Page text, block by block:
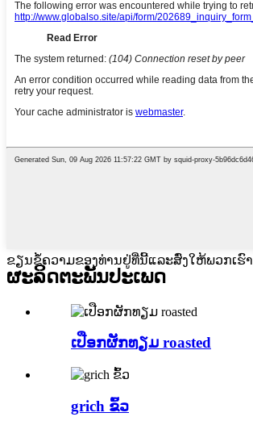
ຂຽນຂໍ້ຄວາມຂອງທ່ານຢູ່ທີ່ນີ້ແລະສົ່ງໃຫ້ພວກເຮົາ
ຜະລິດຕະພັນປະເພດ
ເປືອກຜັກທຽມ roasted
grich ຂົ້ວ